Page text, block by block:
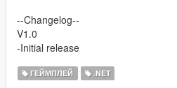
--Changelog--
V1.0
-Initial release
ГЕЙМПЛЕЙ .NET